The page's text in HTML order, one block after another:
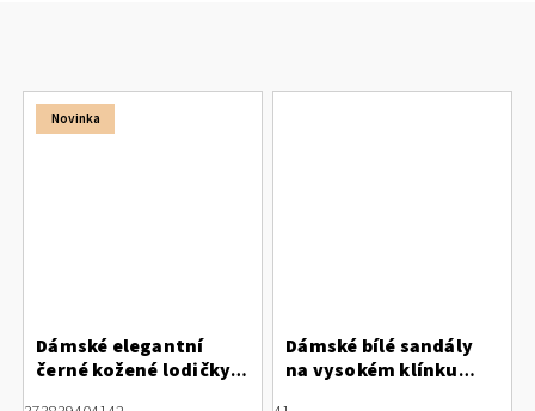
Novinka
Dámské elegantní
černé kožené lodičky s
Dámské bílé sandály
na vysokém klínku